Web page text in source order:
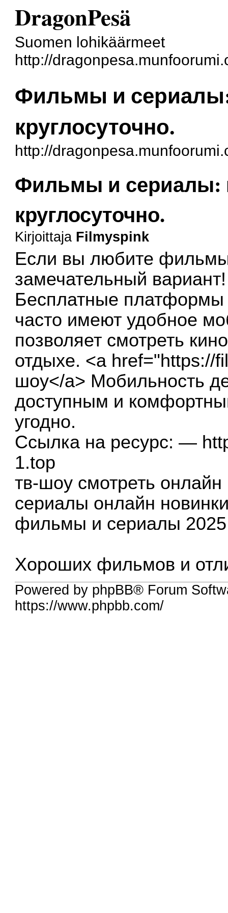
DragonPesä
Suomen lohikäärmeet
http://
Фильмы и
круглосуточно.
http://
Фильмы и сериалы:
круглосуточно.
Kirjoittaja Filmyspink
Если вы любите
замечательный вариант!
Бесплатные
часто имеют удобное
позволяет смотреть
отдыхе. <a href="https://
шоу</a> Мобильность
доступным и
угодно.
Ссылка на ресурс: —
1.top
тв-шоу смотреть онлайн
сериалы онлайн
фильмы и сериалы 2025
Хороших фильмов и
Powered by phpBB® Forum
https://www.phpbb.com/